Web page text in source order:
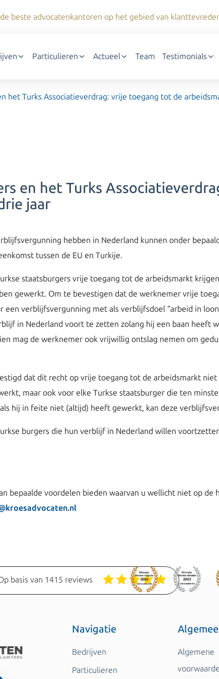
beste advocatenkantoren op het gebied van
Particulieren Actueel Team Testimonials
het Turks Associatieverdrag: vrije toegang tot de
en het Turks
jaar
hebben in Nederland kunnen onder
tussen de EU en Turkije.
staatsburgers vrije toegang tot de arbeidsmarkt
gewerkt. Om te bevestigen dat de werknemer vrije
een verblijfsvergunning met als verblijfsdoel “arbeid in
in Nederland voort te zetten zolang hij een baan heeft
mag de werknemer ook vrijwillig ontslag nemen om
dat dit recht op vrije toegang tot de arbeidsmarkt
maar ook voor elke Turkse staatsburger die ten
hij in feite niet (altijd) heeft gewerkt, kan deze
burgers die hun verblijf in Nederland willen
bepaalde voordelen bieden waarvan u wellicht niet op
basis van 1415 reviews
Navigatie
Bedrijven
Particulieren
Algemene